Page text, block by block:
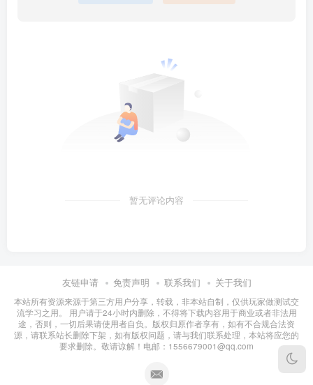
暂无评论内容
友链申请 免责声明 联系我们 关于我们
本站所有资源来源于第三方用户分享，转载，非本站自制，仅供玩家做测试交
流学习之用。 用户请于24小时内删除，不得将下载内容用于商业或者非法用
途，否则，一切后果请使用者自负。版权归原作者享有，如有不合规合法资
源，请联系站长删除下架，如有版权问题，请与我们联系处理，本站将应您的
要求删除。敬请谅解！电邮：1556679001@qq.com